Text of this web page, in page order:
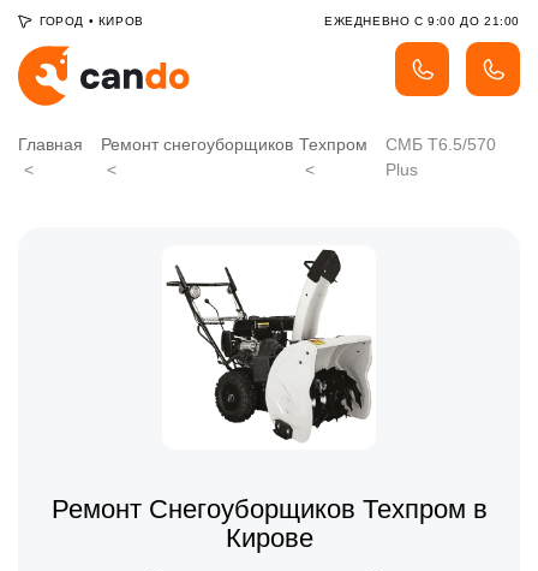
ГОРОД • КИРОВ ЕЖЕДНЕВНО С 9:00 ДО 21:00
Главная Ремонт снегоуборщиков Техпром
СМБ Т6.5/570
Plus
Ремонт Снегоуборщиков Техпром в
Кирове